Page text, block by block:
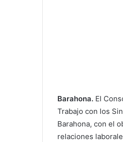
Barahona. El
Trabajo con los
Barahona, con el
relaciones